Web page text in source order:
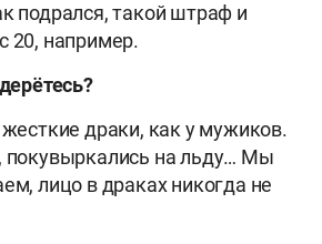
подрался, такой штраф и
20, например.
драки, как у мужиков.
покувыркались на льду… Мы
лицо в драках никогда не